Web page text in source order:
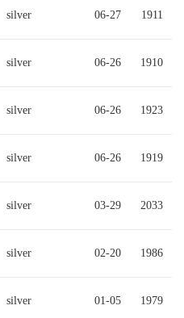
silver 06-27 1911
silver 06-26 1910
silver 06-26 1923
silver 06-26 1919
silver 03-29 2033
silver 02-20 1986
silver 01-05 1979